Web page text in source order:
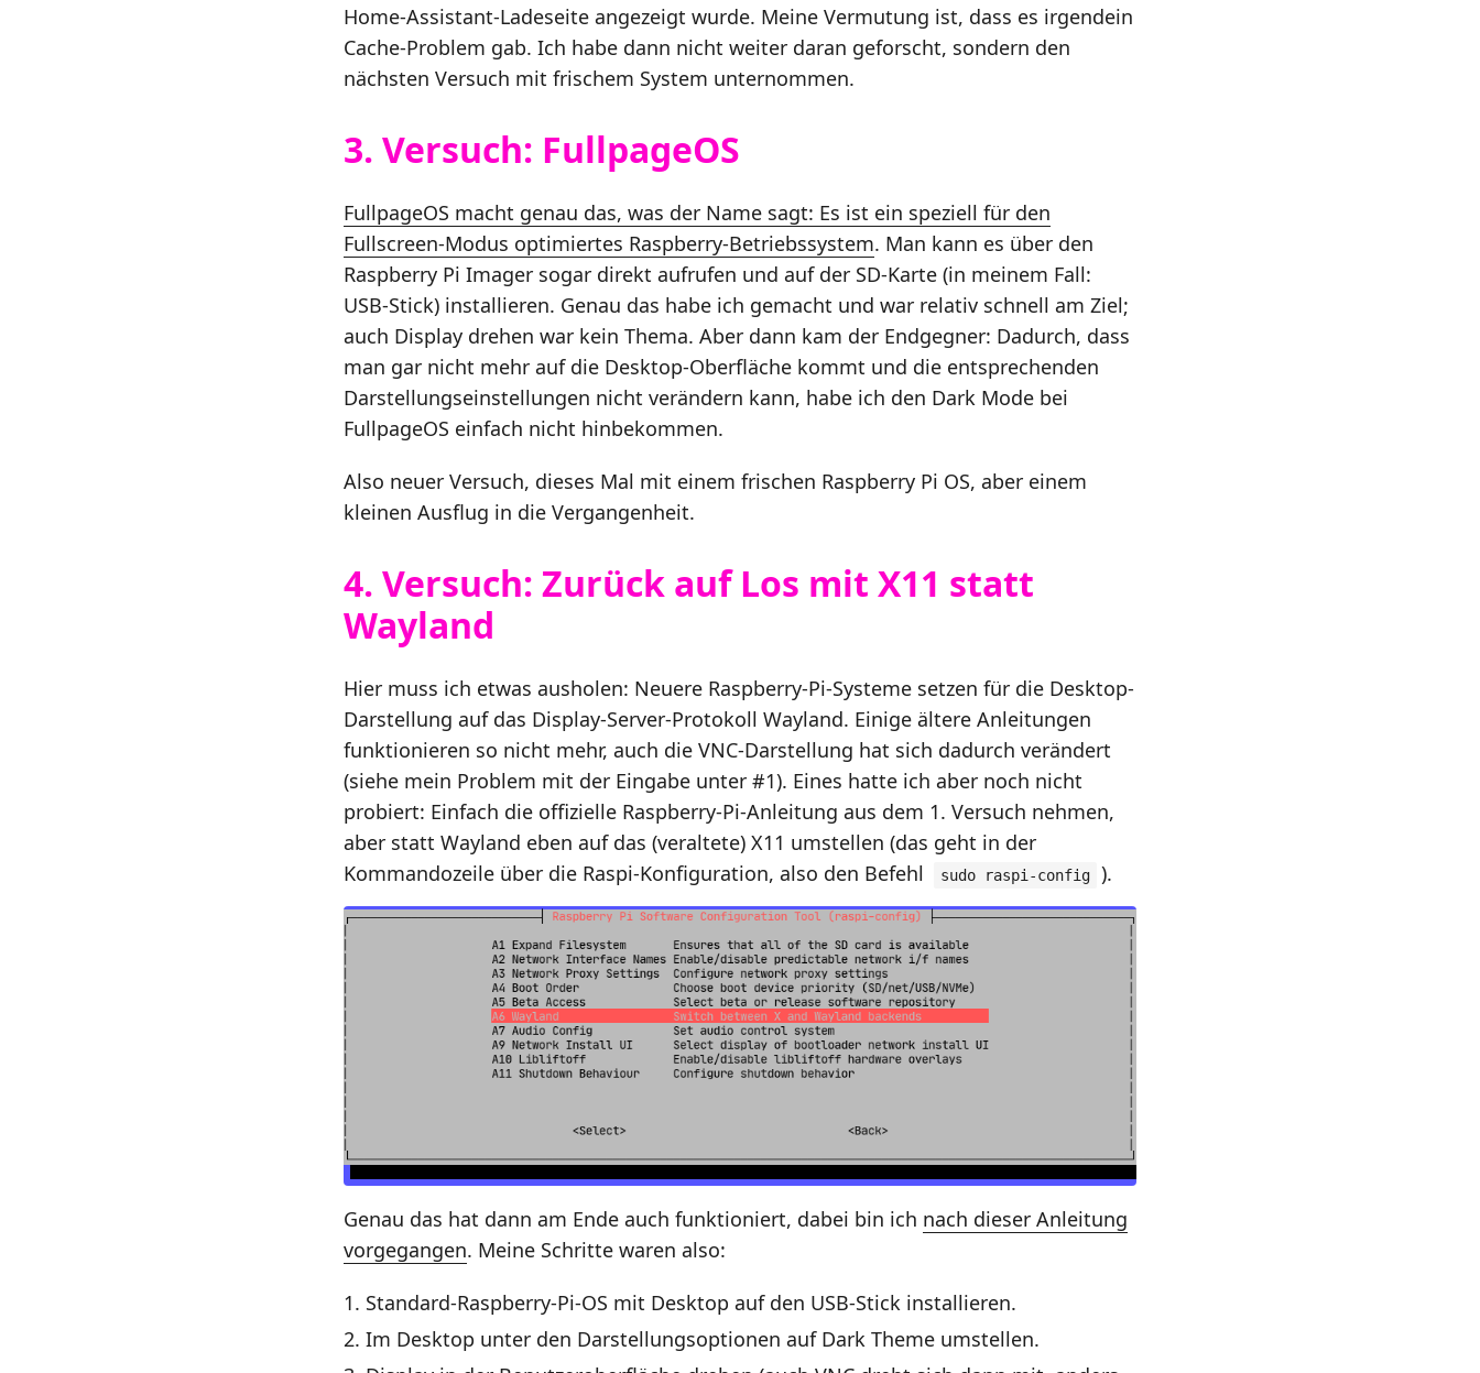
Home-Assistant-Ladeseite angezeigt wurde. Meine Vermutung ist, dass es irgendein
Cache-Problem gab. Ich habe dann nicht weiter daran geforscht, sondern den
nächsten Versuch mit frischem System unternommen.
3. Versuch: FullpageOS
FullpageOS macht genau das, was der Name sagt: Es ist ein speziell für den
Fullscreen-Modus optimiertes Raspberry-Betriebssystem. Man kann es über den
Raspberry Pi Imager sogar direkt aufrufen und auf der SD-Karte (in meinem Fall:
USB-Stick) installieren. Genau das habe ich gemacht und war relativ schnell am Ziel;
auch Display drehen war kein Thema. Aber dann kam der Endgegner: Dadurch, dass
man gar nicht mehr auf die Desktop-Oberfläche kommt und die entsprechenden
Darstellungseinstellungen nicht verändern kann, habe ich den Dark Mode bei
FullpageOS einfach nicht hinbekommen.
Also neuer Versuch, dieses Mal mit einem frischen Raspberry Pi OS, aber einem
kleinen Ausflug in die Vergangenheit.
4. Versuch: Zurück auf Los mit X11 statt
Wayland
Hier muss ich etwas ausholen: Neuere Raspberry-Pi-Systeme setzen für die Desktop-
Darstellung auf das Display-Server-Protokoll Wayland. Einige ältere Anleitungen
funktionieren so nicht mehr, auch die VNC-Darstellung hat sich dadurch verändert
(siehe mein Problem mit der Eingabe unter #1). Eines hatte ich aber noch nicht
probiert: Einfach die offizielle Raspberry-Pi-Anleitung aus dem 1. Versuch nehmen,
aber statt Wayland eben auf das (veraltete) X11 umstellen (das geht in der
Kommandozeile über die Raspi-Konfiguration, also den Befehl
sudo raspi-config ).
Genau das hat dann am Ende auch funktioniert, dabei bin ich nach dieser Anleitung
vorgegangen. Meine Schritte waren also:
Standard-Raspberry-Pi-OS mit Desktop auf den USB-Stick installieren.
Im Desktop unter den Darstellungsoptionen auf Dark Theme umstellen.